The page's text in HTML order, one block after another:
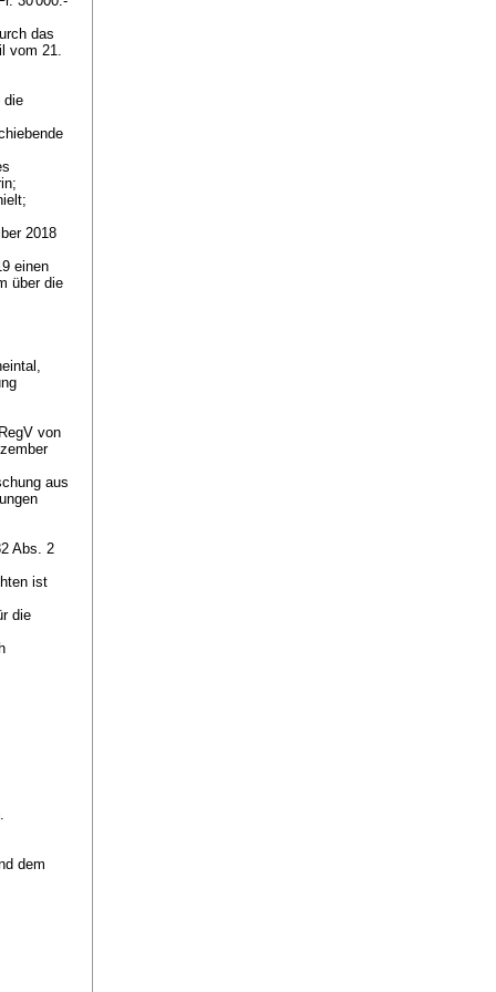
das
vom 21.
die
2018
einen
über die
von
aus
Abs. 2
ist
die
dem